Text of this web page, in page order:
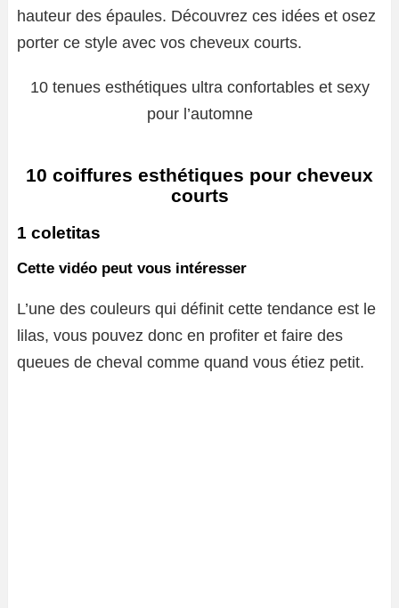
hauteur des épaules. Découvrez ces idées et osez
porter ce style avec vos cheveux courts.
10 tenues esthétiques ultra confortables et sexy
pour l’automne
10 coiffures esthétiques pour cheveux
courts
1 coletitas
Cette vidéo peut vous intéresser
L’une des couleurs qui définit cette tendance est le
lilas, vous pouvez donc en profiter et faire des
queues de cheval comme quand vous étiez petit.